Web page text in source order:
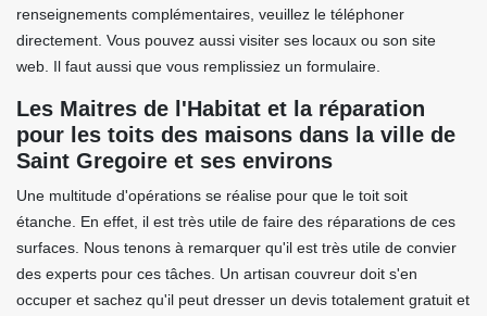
renseignements complémentaires, veuillez le téléphoner
directement. Vous pouvez aussi visiter ses locaux ou son site
web. Il faut aussi que vous remplissiez un formulaire.
Les Maitres de l'Habitat et la réparation
pour les toits des maisons dans la ville de
Saint Gregoire et ses environs
Une multitude d'opérations se réalise pour que le toit soit
étanche. En effet, il est très utile de faire des réparations de ces
surfaces. Nous tenons à remarquer qu'il est très utile de convier
des experts pour ces tâches. Un artisan couvreur doit s'en
occuper et sachez qu'il peut dresser un devis totalement gratuit et